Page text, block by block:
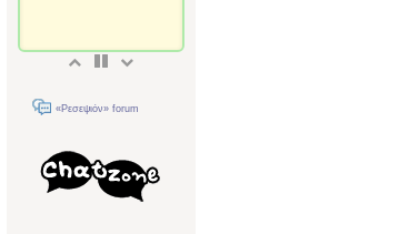
«Ρεσεψιόν» forum